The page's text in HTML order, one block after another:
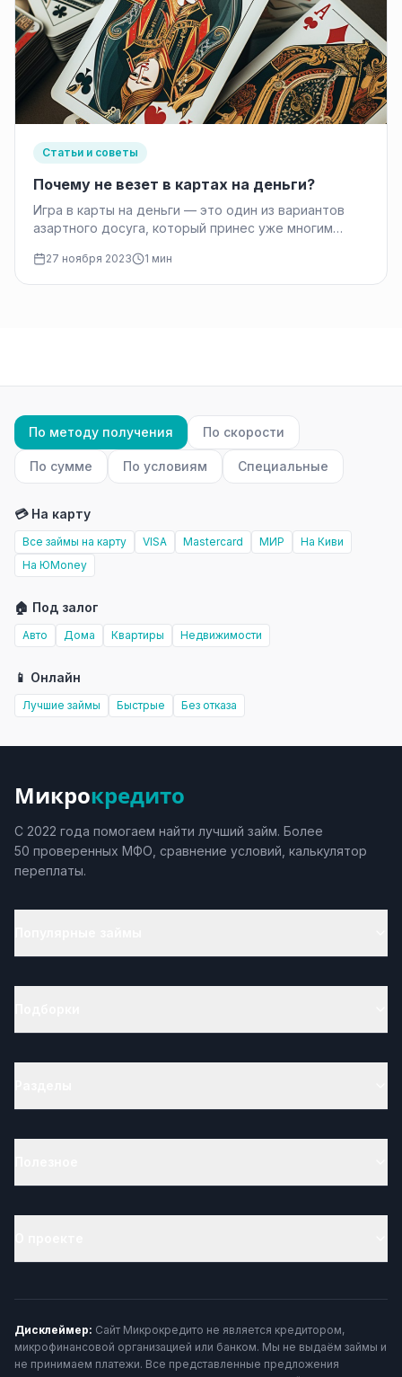
Статьи и советы
Почему не везет в картах на деньги?
Игра в карты на деньги — это один из вариантов
азартного досуга, который принес уже многим
27 ноября 2023 1 мин
По методу получения По скорости
По сумме По условиям Специальные
💳 На карту
Все займы на карту VISA Mastercard МИР
На Киви
На ЮMoney
🏠 Под залог
Авто Дома Квартиры Недвижимости
📱 Онлайн
Лучшие займы Быстрые Без отказа
Микрокредито
С 2022 года помогаем найти лучший займ. Более
50 проверенных МФО, сравнение условий, калькулятор
переплаты.
Дисклеймер: Сайт Микрокредито не является кредитором,
микрофинансовой организацией или банком. Мы не выдаём займы и
не принимаем платежи. Все представленные предложения